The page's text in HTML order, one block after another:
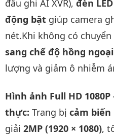
đầu ghi AI XVR), đèn
động bật giúp camera
nét.Khi không có
sang chế độ hồng
lượng và giảm ô nhiễm
Hình ảnh Full HD
thực: Trang bị cảm biến
giải 2MP (1920 × 1080),